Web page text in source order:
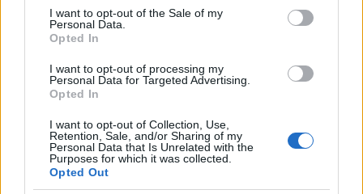
consent section.
I want to opt-out of the Sale of my
Personal Data.
Opted In
I want to opt-out of processing my
Personal Data for Targeted Advertising.
Opted In
I want to opt-out of Collection, Use,
Retention, Sale, and/or Sharing of my
Personal Data that Is Unrelated with the
Purposes for which it was collected.
Opted Out
Marathon
Watch this video on YouTube.